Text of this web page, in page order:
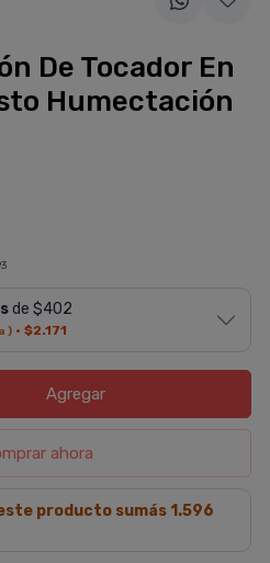
De Tocador En
Humectación
de $402
) · $2.171
Agregar
ahora
producto sumás 1.596